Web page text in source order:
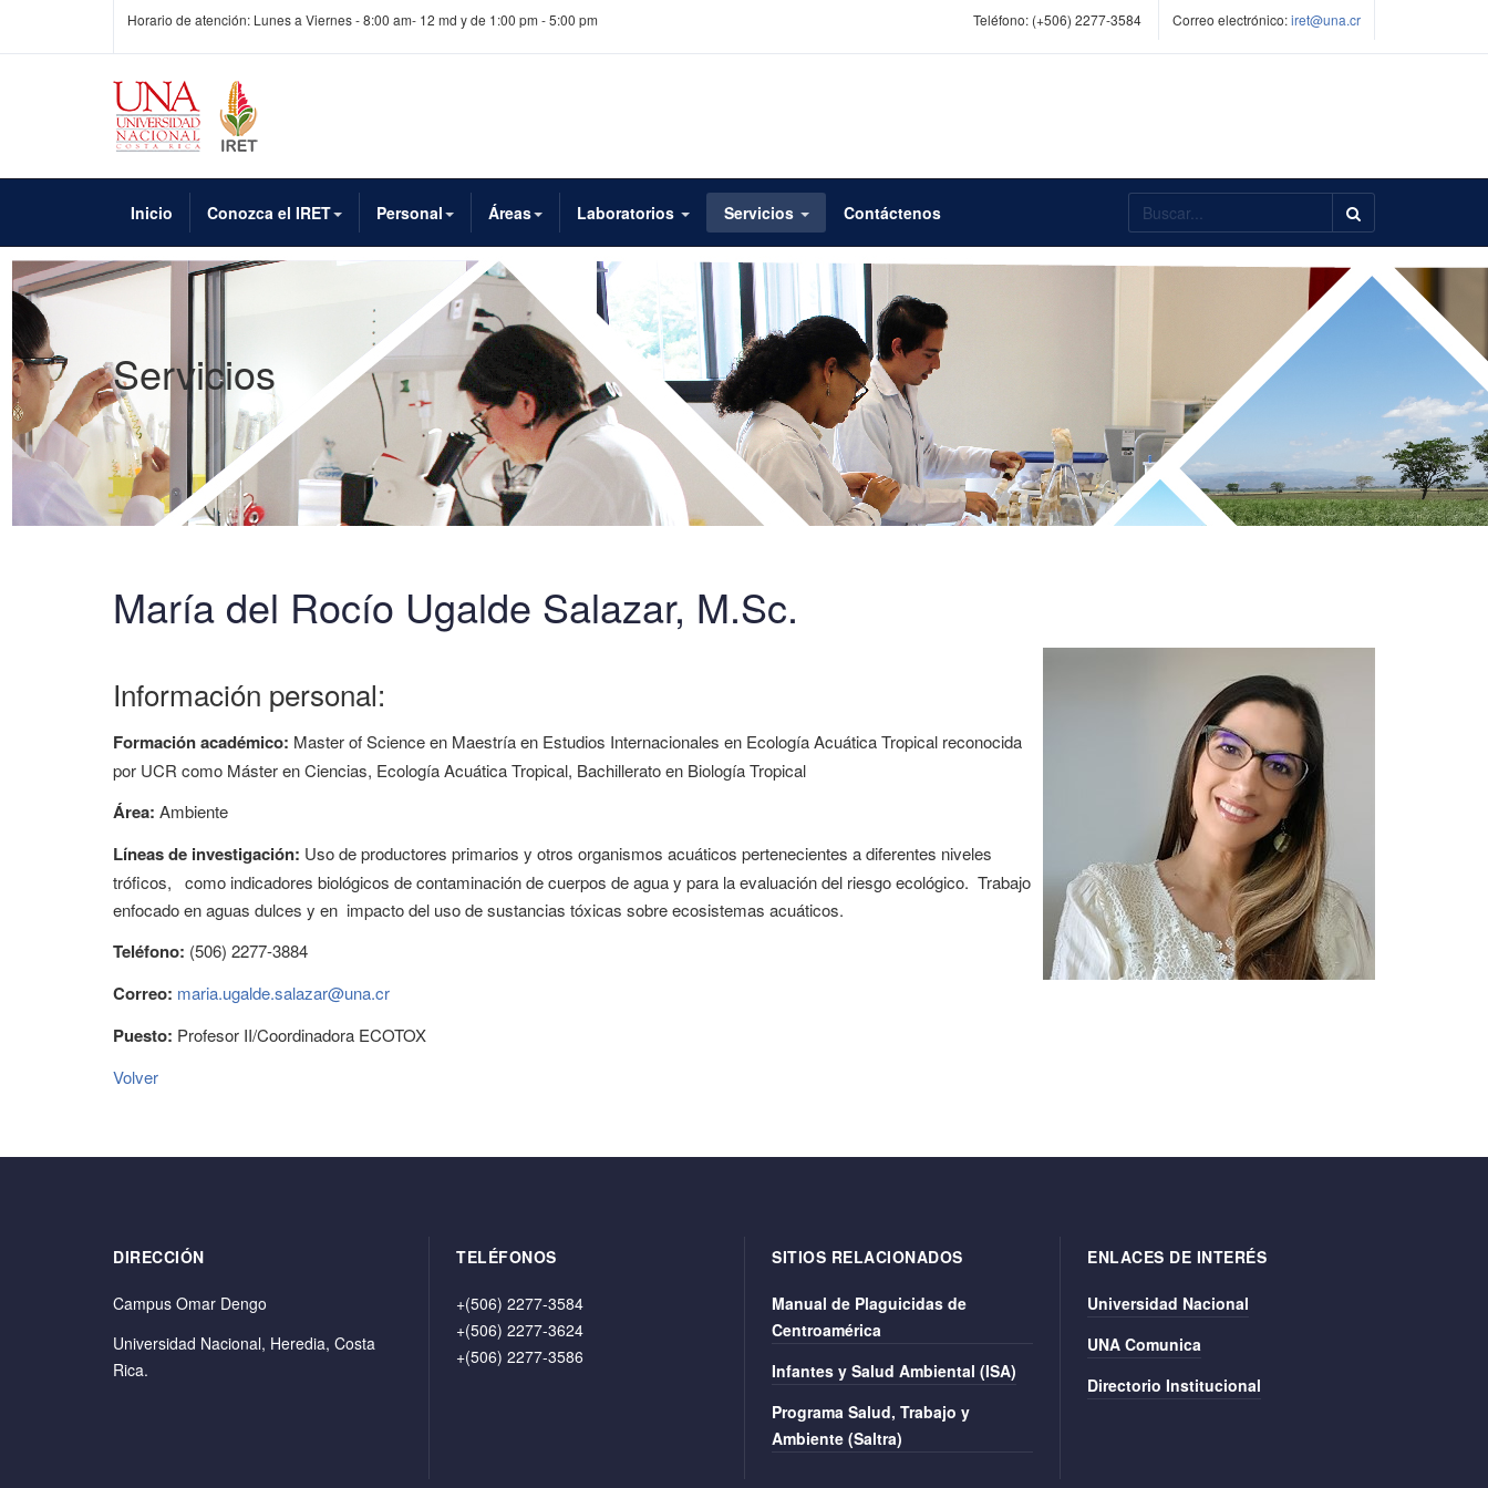
Horario de atención: Lunes a Viernes - 8:00 am- 12 md y de 1:00 pm - 5:00 pm Teléfono: (+506) 2277-3584 Correo electrónico:iret@una.cr
Inicio Conozca el IRET Personal Áreas Laboratorios Servicios Contáctenos Buscar...
Servicios
María del Rocío Ugalde Salazar, M.Sc.
Información personal:
Formación académico: Master of Science en Maestría en Estudios Internacionales en Ecología Acuática Tropical reconocida
por UCR como Máster en Ciencias, Ecología Acuática Tropical, Bachillerato en Biología Tropical
Área: Ambiente
Líneas de investigación: Uso de productores primarios y otros organismos acuáticos pertenecientes a diferentes niveles
tróficos, como indicadores biológicos de contaminación de cuerpos de agua y para la evaluación del riesgo ecológico. Trabajo
enfocado en aguas dulces y en impacto del uso de sustancias tóxicas sobre ecosistemas acuáticos.
Teléfono: (506) 2277-3884
Correo: maria.ugalde.salazar@una.cr
Puesto: Profesor II/Coordinadora ECOTOX
Volver
DIRECCIÓN
Campus Omar Dengo
Universidad Nacional, Heredia, Costa
Rica.
TELÉFONOS
+(506) 2277-3584
+(506) 2277-3624
+(506) 2277-3586
SITIOS RELACIONADOS
Manual de Plaguicidas de
Centroamérica
Infantes y Salud Ambiental (ISA)
Programa Salud, Trabajo y
Ambiente (Saltra)
ENLACES DE INTERÉS
Universidad Nacional
UNA Comunica
Directorio Institucional